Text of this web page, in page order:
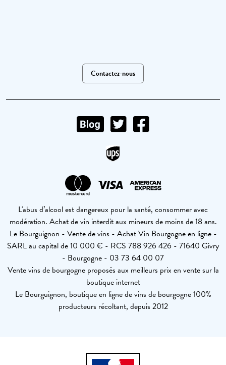
Contactez-nous
L'abus d’alcool est dangereux pour la santé, consommer avec
modération. Achat de vin interdit aux mineurs de moins de 18 ans.
Le Bourguignon - Vente de vins - Achat Vin Bourgogne en ligne -
SARL au capital de 10 000 € - RCS 788 926 426 - 71640 Givry
- Bourgogne - 03 73 64 00 07
Vente vins de bourgogne proposés aux meilleurs prix en vente sur la
boutique internet
Le Bourguignon, boutique en ligne de vins de bourgogne 100%
producteurs récoltant, depuis 2012